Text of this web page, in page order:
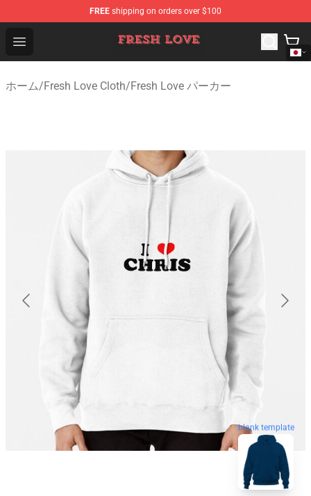
FREE shipping on orders over $100
Open menu
Fresh Love Store - Official Fresh Love Merchandise Shop
ホーム/Fresh Love Cloth/Fresh Love パーカー
blank template